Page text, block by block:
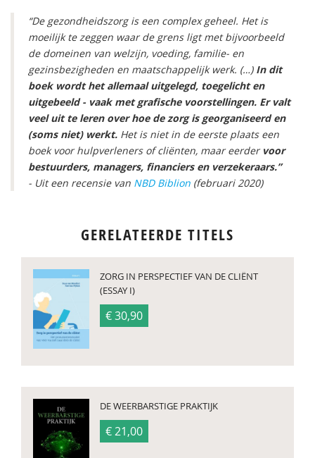
“De gezondheidszorg is een complex geheel. Het is
moeilijk te zeggen waar de grens ligt met bijvoorbeeld
de domeinen van welzijn, voeding, familie- en
gezinsbezigheden en maatschappelijk werk. (…)In dit
boek wordt het allemaal uitgelegd, toegelicht en
uitgebeeld - vaak met grafische voorstellingen. Er valt
veel uit te leren over hoe de zorg is georganiseerd en
(soms niet) werkt. Het is niet in de eerste plaats een
boek voor hulpverleners of cliënten, maar eerder voor
bestuurders, managers, financiers en verzekeraars.”
- Uit een recensie van NBD Biblion (februari 2020)
GERELATEERDE TITELS
ZORG IN PERSPECTIEF VAN DE CLIËNT
(ESSAY I)
€ 30,90
DE WEERBARSTIGE PRAKTIJK
€ 21,00